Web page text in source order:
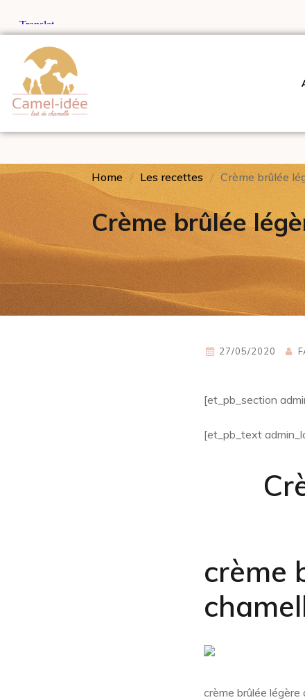
Home Les recettes Crème brûlée
Crème brûlée
27/05/2020
[et_pb_section
[et_pb_text
crème
crème brûlée légère